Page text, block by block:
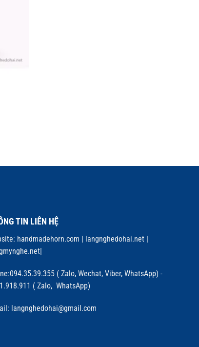
TIN LIÊN HỆ
handmadehorn.com | langnghedohai.net |
|
( Zalo, Wechat, Viber, WhatsApp) -
( Zalo, WhatsApp)
langnghedohai@gmail.com